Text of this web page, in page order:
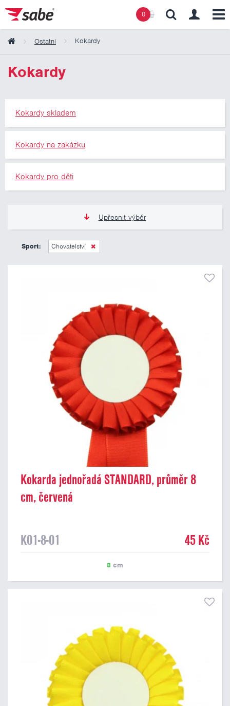
0
Ostatní Kokardy
Kokardy
Kokardy skladem
Kokardy na zakázku
Kokardy pro děti
Upřesnit výběr
45 Kč
Sport: Chovatelství
Kokarda jednořadá STANDARD, průměr 8
cm, červená
K01-8-01 45 Kč
8 cm
Obsah košíku